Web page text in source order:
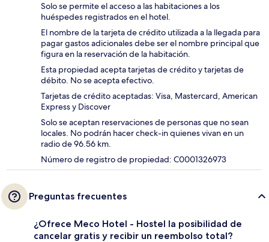
Solo se permite el acceso a las habitaciones a los
huéspedes registrados en el hotel.
El nombre de la tarjeta de crédito utilizada a la llegada para
pagar gastos adicionales debe ser el nombre principal que
figura en la reservación de la habitación.
Esta propiedad acepta tarjetas de crédito y tarjetas de
débito. No se acepta efectivo.
Tarjetas de crédito aceptadas: Visa, Mastercard, American
Express y Discover
Solo se aceptan reservaciones de personas que no sean
locales. No podrán hacer check-in quienes vivan en un
radio de 96.56 km.
Número de registro de propiedad: C0001326973
Preguntas frecuentes
¿Ofrece Meco Hotel - Hostel la posibilidad de
cancelar gratis y recibir un reembolso total?